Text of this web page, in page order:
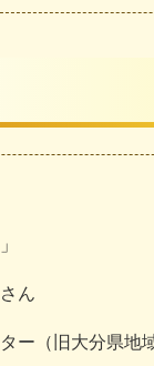
」
さ ん
ター （ 旧 大分県地